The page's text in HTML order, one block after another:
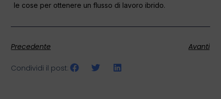
le cose per ottenere un flusso di lavoro ibrido.
Precedente Avanti
Condividi il post: